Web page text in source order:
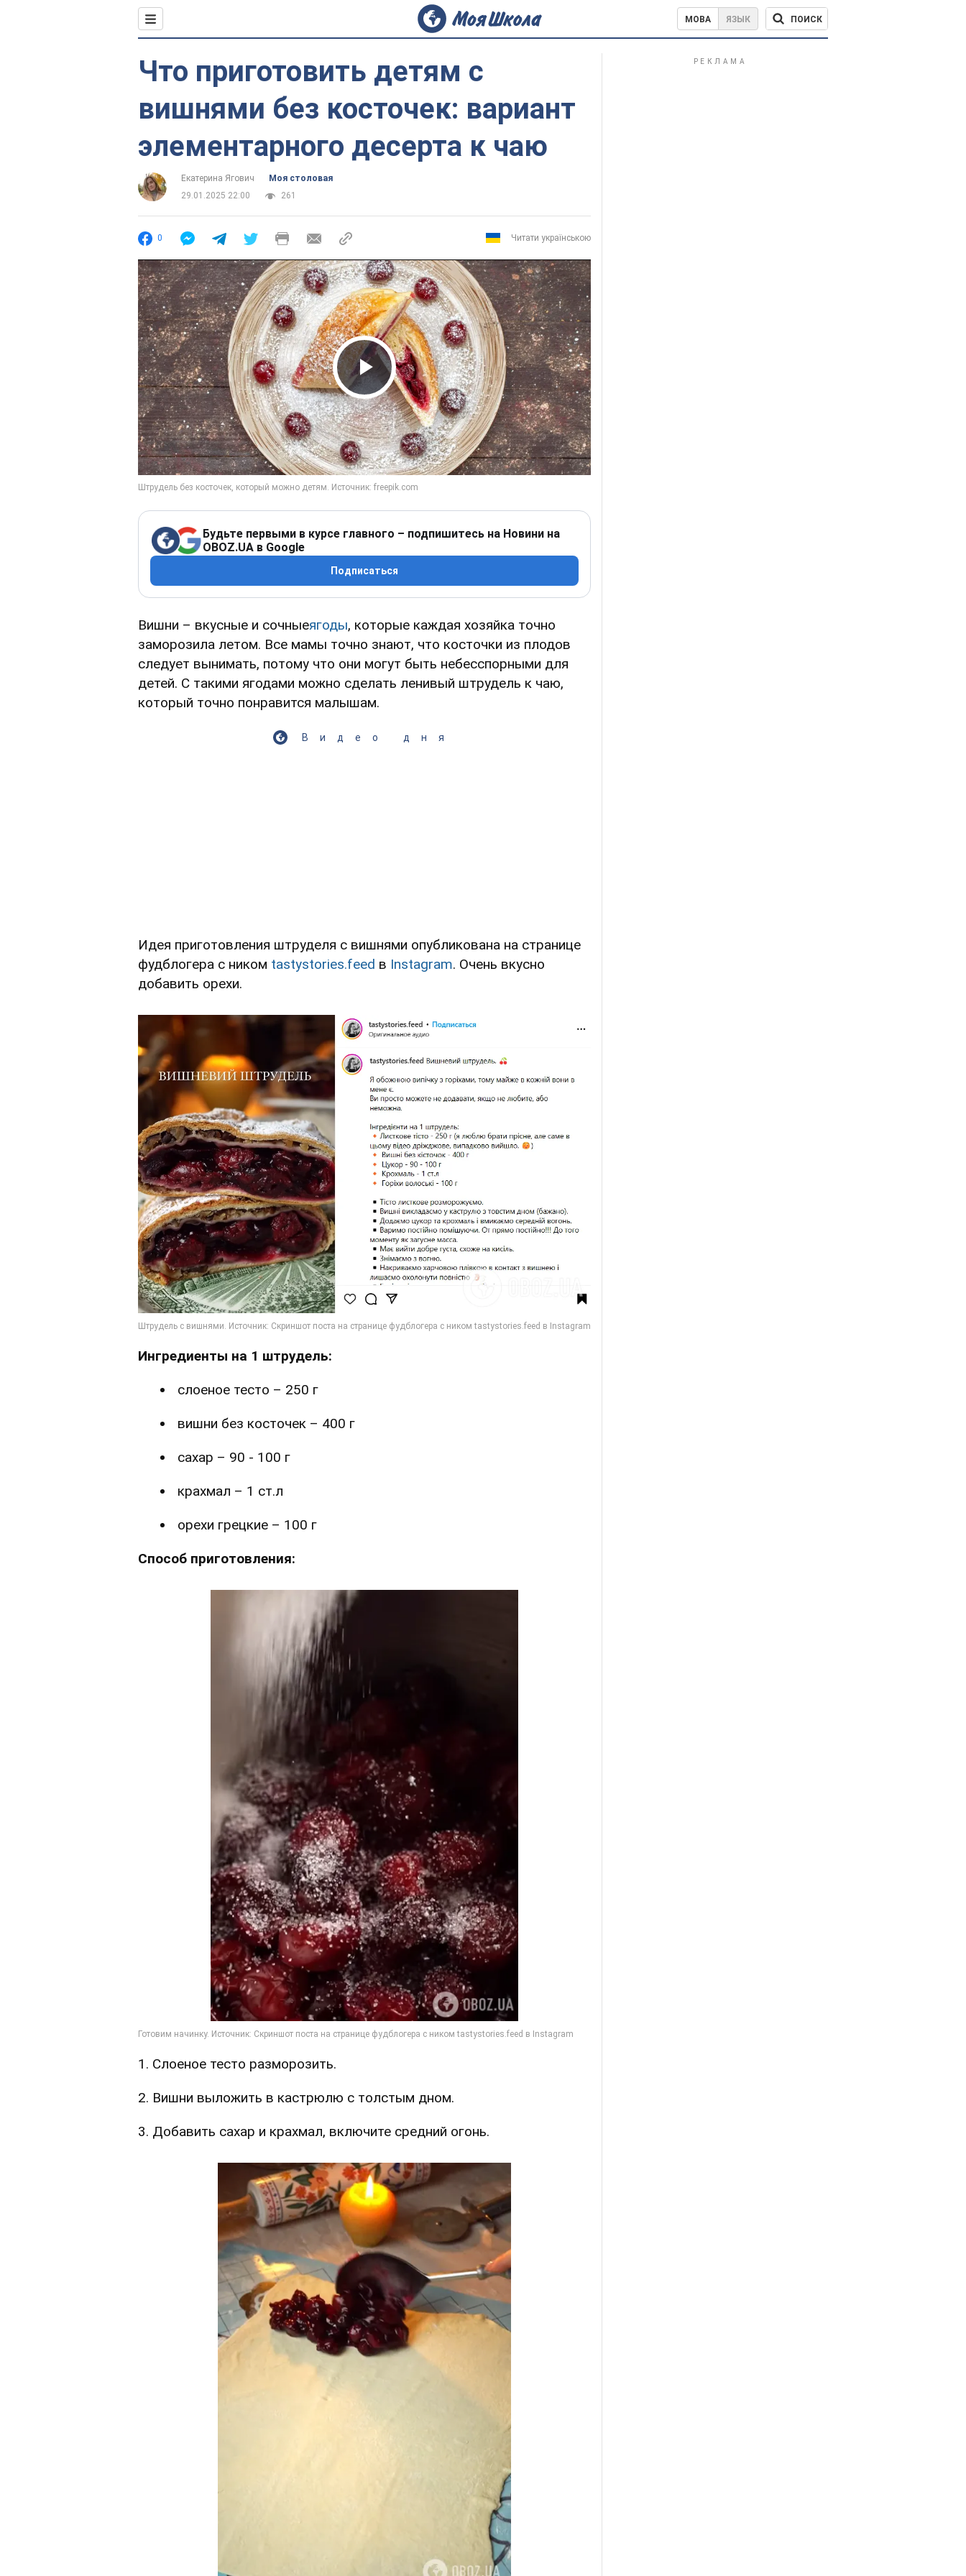
МОВА ЯЗЫК ПОИСК
Что приготовить детям с
вишнями без косточек: вариант
элементарного десерта к чаю
Екатерина Ягович
Моя столовая
29.01.2025 22:00
261
0 Читати українською
Play Video
Будьте первыми в курсе главного – подпишитесь на Новини на
OBOZ.UA в Google
Подписаться
Вишни – вкусные и сочныеягоды, которые каждая хозяйка точно
заморозила летом. Все мамы точно знают, что косточки из плодов
следует вынимать, потому что они могут быть небесспорными для
детей. С такими ягодами можно сделать ленивый штрудель к чаю,
который точно понравится малышам.
Видео дня
Идея приготовления штруделя с вишнями опубликована на странице
фудблогера с ником tastystories.feed в Instagram. Очень вкусно
добавить орехи.
Ингредиенты на 1 штрудель:
слоеное тесто – 250 г
вишни без косточек – 400 г
сахар – 90 - 100 г
крахмал – 1 ст.л
орехи грецкие – 100 г
Способ приготовления:
1. Слоеное тесто разморозить.
2. Вишни выложить в кастрюлю с толстым дном.
3. Добавить сахар и крахмал, включите средний огонь.